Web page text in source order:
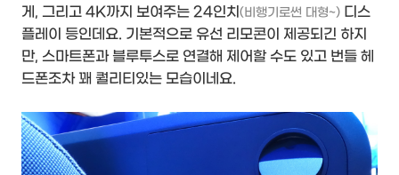
게, 그리고 4K까지 보여주는 24인치 (비행기로썬 대형~) 디스
플레이 등인데요. 기본적으로 유선 리모콘이 제공되긴 하지
만, 스마트폰과 블루투스로 연결해 제어할 수도 있고 번들 헤
드폰조차 꽤 퀄리티있는 모습이네요.